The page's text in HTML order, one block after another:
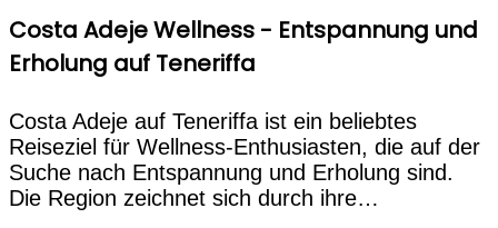
Costa Adeje Wellness - Entspannung und
Erholung auf Teneriffa
Costa Adeje auf Teneriffa ist ein beliebtes
Reiseziel für Wellness-Enthusiasten, die auf der
Suche nach Entspannung und Erholung sind.
Die Region zeichnet sich durch ihre…